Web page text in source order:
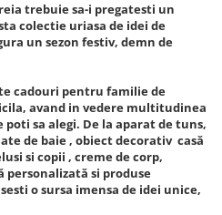
trebuie sa-i pregatesti un
colectie uriasa de idei de
un sezon festiv, demn de
cadouri pentru familie de
avand in vedere multitudinea
sa alegi. De la aparat de tuns,
de baie , obiect decorativ casă
si copii , creme de corp,
si produse
o sursa imensa de idei unice,